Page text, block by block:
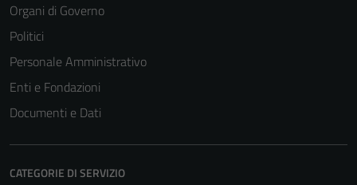
Organi di Governo
Politici
Personale Amministrativo
Enti e Fondazioni
Documenti e Dati
CATEGORIE DI SERVIZIO